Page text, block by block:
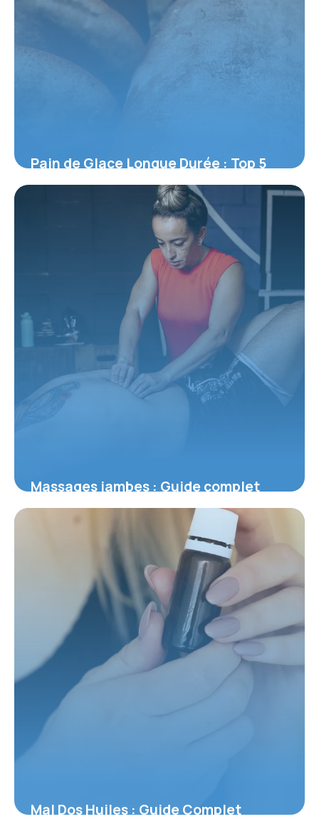
Pain de Glace Longue Durée : Top 5
2026
Massages jambes : Guide complet
circulation
Mal Dos Huiles : Guide Complet